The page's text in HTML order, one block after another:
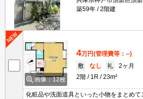
築59年
2階建
画像：12枚
4万円(管理費等：--)
敷
なし 礼
2ヶ月
2階
1R 23m²
化粧品や洗面道具といった小物をまとめて